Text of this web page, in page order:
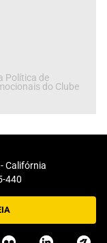
Política de
do Clube
Califórnia
440